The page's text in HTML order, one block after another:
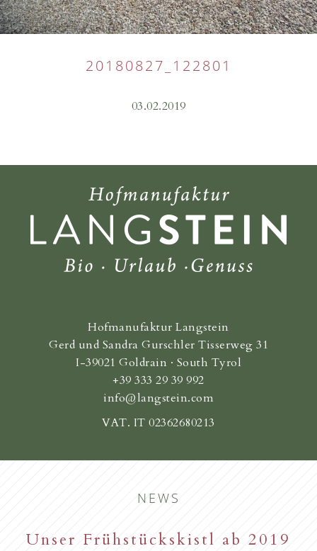
20180827_122801
03.02.2019
Hofmanufaktur Langstein
Gerd und Sandra Gurschler Tisserweg 31
I-39021 Goldrain · South Tyrol
+39 333 29 39 992
info@langstein.com
VAT. IT 02362680213
NEWS
Familie Gurschler wünscht all
Unser Frühstückskistl ab 2019
New starting in the summer of